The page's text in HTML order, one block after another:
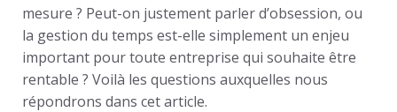
mesure ? Peut-on justement parler d’obsession, ou
la gestion du temps est-elle simplement un enjeu
important pour toute entreprise qui souhaite être
rentable ? Voilà les questions auxquelles nous
répondrons dans cet article.